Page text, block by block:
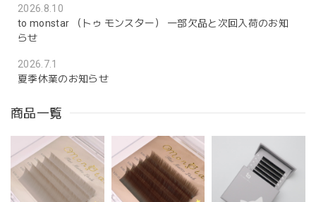
2026.8.10
to monstar （トゥ モンスター） 一部欠品と次回入荷のお知
らせ
2026.7.1
夏季休業のお知らせ
商品一覧